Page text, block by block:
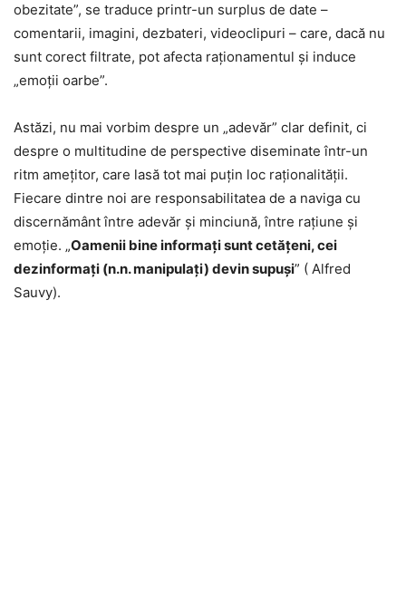
obezitate”, se traduce printr-un surplus de date –
comentarii, imagini, dezbateri, videoclipuri – care, dacă nu
sunt corect filtrate, pot afecta raționamentul și induce
„emoții oarbe”.
Astăzi, nu mai vorbim despre un „adevăr” clar definit, ci
despre o multitudine de perspective diseminate într-un
ritm amețitor, care lasă tot mai puțin loc raționalității.
Fiecare dintre noi are responsabilitatea de a naviga cu
discernământ între adevăr și minciună, între rațiune și
emoție. „Oamenii bine informați sunt cetățeni, cei
dezinformați (n.n. manipulaţi) devin supuși” ( Alfred
Sauvy).